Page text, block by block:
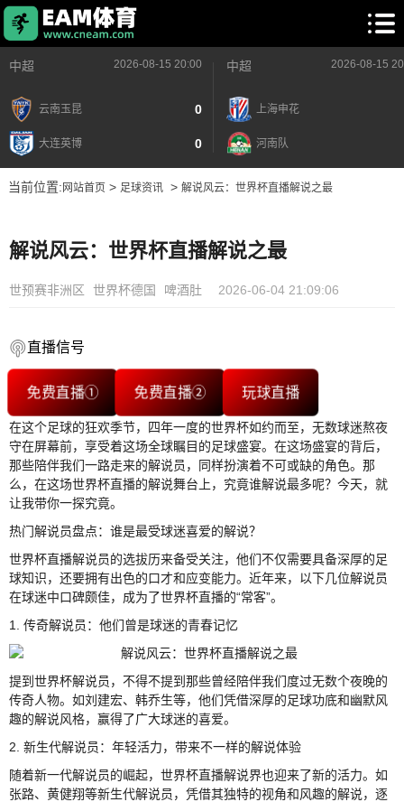
中超 2026-08-15 20:00
云南玉昆 0
大连英博 0
中超 2026-08-15
上海申花
河南队
当前位置: 网站首页> 足球资讯> 解说风云：世界杯直播解说之最
解说风云：世界杯直播解说之最
世预赛非洲区 世界杯德国 啤酒肚 2026-06-04 21:09:06
直播信号
免费直播① 免费直播② 玩球直播
在这个足球的狂欢季节，四年一度的世界杯如约而至，无数球迷熬夜
守在屏幕前，享受着这场全球瞩目的足球盛宴。在这场盛宴的背后，
那些陪伴我们一路走来的解说员，同样扮演着不可或缺的角色。那
么，在这场世界杯直播的解说舞台上，究竟谁解说最多呢？今天，就
让我带你一探究竟。
热门解说员盘点：谁是最受球迷喜爱的解说？
世界杯直播解说员的选拔历来备受关注，他们不仅需要具备深厚的足
球知识，还要拥有出色的口才和应变能力。近年来，以下几位解说员
在球迷中口碑颇佳，成为了世界杯直播的“常客”。
1. 传奇解说员：他们曾是球迷的青春记忆
提到世界杯解说员，不得不提到那些曾经陪伴我们度过无数个夜晚的
传奇人物。如刘建宏、韩乔生等，他们凭借深厚的足球功底和幽默风
趣的解说风格，赢得了广大球迷的喜爱。
2. 新生代解说员：年轻活力，带来不一样的解说体验
随着新一代解说员的崛起，世界杯直播解说界也迎来了新的活力。如
张路、黄健翔等新生代解说员，凭借其独特的视角和风趣的解说，逐